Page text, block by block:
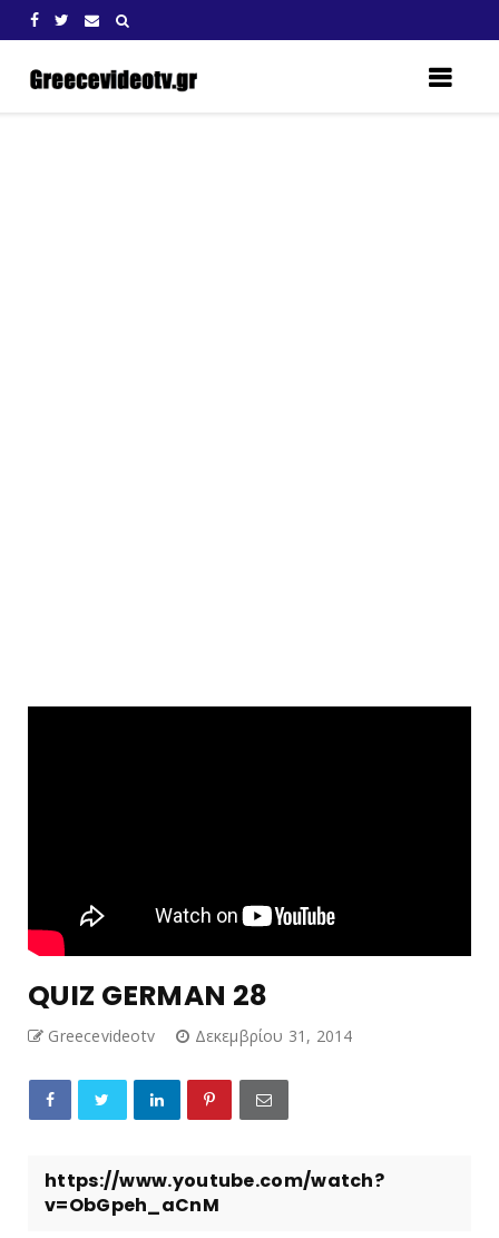
QUIZ GERMAN 28
Greecevideotv Δεκεμβρίου 31, 2014
https://www.youtube.com/watch?
v=ObGpeh_aCnM